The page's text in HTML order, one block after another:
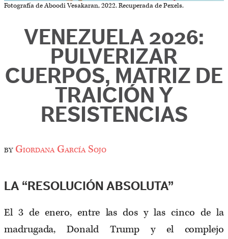
Fotografía de Aboodi Vesakaran, 2022. Recuperada de Pexels.
VENEZUELA 2026:
PULVERIZAR
CUERPOS, MATRIZ DE
TRAICIÓN Y
RESISTENCIAS
byGiordana García Sojo
LA “RESOLUCIÓN ABSOLUTA”
El 3 de enero, entre las dos y las cinco de la
madrugada, Donald Trump y el complejo